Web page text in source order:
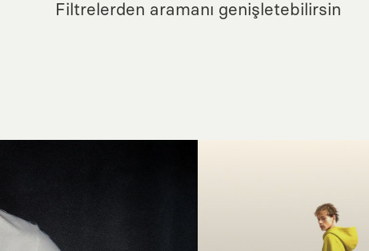
Filtrelerden aramanı genişletebilirsin